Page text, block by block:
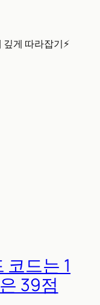
깊게 따라잡기⚡
코드는 1
39점